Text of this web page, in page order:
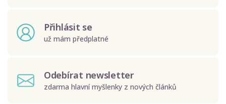
Přihlásit se
už mám předplatné
Odebírat newsletter
zdarma hlavní myšlenky z nových článků